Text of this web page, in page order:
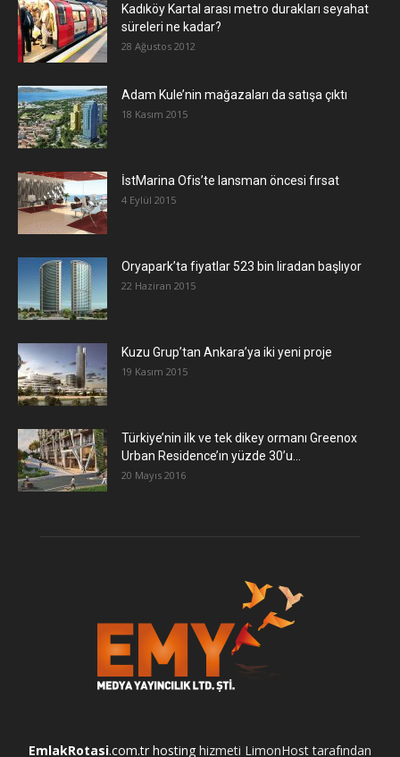
Kadıköy Kartal arası metro durakları seyahat
süreleri ne kadar?
28 Ağustos 2012
Adam Kule’nin mağazaları da satışa çıktı
18 Kasım 2015
İstMarina Ofis’te lansman öncesi fırsat
4 Eylül 2015
Oryapark’ta fiyatlar 523 bin liradan başlıyor
22 Haziran 2015
​Kuzu Grup’tan Ankara’ya iki yeni proje
19 Kasım 2015
Türkiye’nin ilk ve tek dikey ormanı Greenox
Urban Residence’ın yüzde 30’u...
20 Mayıs 2016
EmlakRotasi.com.tr hosting hizmeti LimonHost tarafından